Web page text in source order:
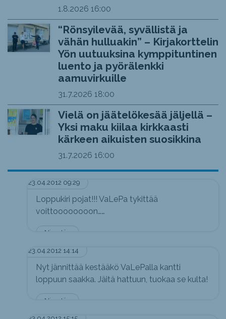
1.8.2026 16:00
“Rönsyilevää, syvällistä ja
vähän hulluakin” – Kirjakorttelin
Yön uutuuksina kymppituntinen
luento ja pyörälenkki
aamuvirkuille
31.7.2026 18:00
Vielä on jäätelökesää jäljellä –
Yksi maku kiilaa kirkkaasti
kärkeen aikuisten suosikkina
31.7.2026 16:00
23.04.2012 09:29
Nimetön
Loppukiri pojat!!! VaLePa tykittää
voittoooooooon……
23.04.2012 14:14
Nimetön
Nyt jännittää kestääkö VaLePalla kantti
loppuun saakka. Jäitä hattuun, tuokaa se kulta!